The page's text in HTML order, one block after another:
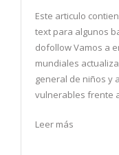
Este articulo
text para algunos
dofollow Vamos a
mundiales
general de niños y
vulnerables frente
Leer más